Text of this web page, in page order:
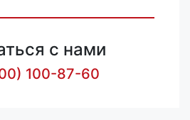
с нами
100-87-60